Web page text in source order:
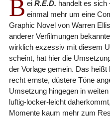
B ei R.E.D. handelt es sich
einmal mehr um eine
Graphic Novel von Warren
anderer Verfilmungen
wirklich exzessiv mit diesem
scheint, hat hier die
der Vorlage gemein. Das
recht ernste, düstere Töne
Umsetzung hingegen in
luftig-locker-leicht
Momente kaum mehr zum